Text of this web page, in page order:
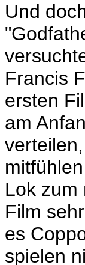
Und
Francis
ersten
am
Lok zum
Film
es
spielen